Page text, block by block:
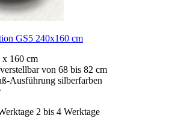
GS5 240x160 cm
x 160 cm
von 68 bis 82 cm
Ausführung silberfarben
2 bis 4 Werktage